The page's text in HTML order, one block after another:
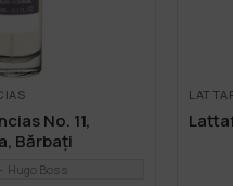
No. 11,
Bărbați
Hugo Boss